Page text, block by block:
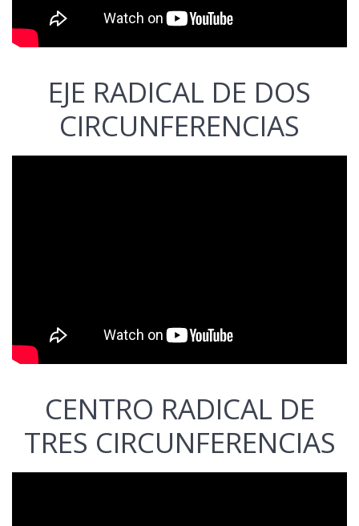
EJE RADICAL DE DOS
CIRCUNFERENCIAS
CENTRO RADICAL DE
TRES CIRCUNFERENCIAS